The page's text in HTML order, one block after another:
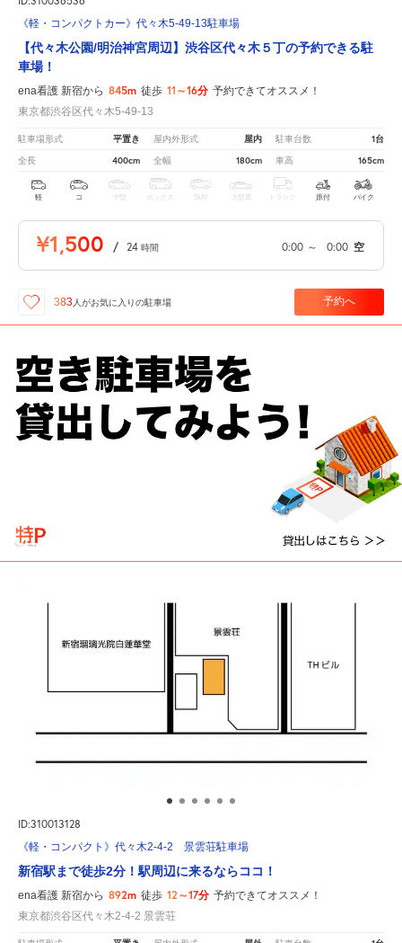
《軽・コンパクトカー》代々木5-49-13駐車場
【代々木公園/明治神宮周辺】渋谷区代々木５丁の予約できる駐
車場！
ena看護 新宿から 845m 徒歩 11～16分 予約できてオススメ！
東京都渋谷区代々木5-49-13
駐車場形式 平置き 屋内外形式 屋内 駐車台数 1台
全長 400cm 全幅 180cm 車高 165cm
軽 コ 中型 ボックス SUV 大型車 トラック 原付 バイク
¥1,500 / 24 時間 0:00 ～ 0:00 空
383 人がお気に入りの駐車場 予約へ
ID:310013128
《軽・コンパクト》代々木2-4-2 景雲荘駐車場
新宿駅まで徒歩2分！駅周辺に来るならココ！
ena看護 新宿から 892m 徒歩 12～17分 予約できてオススメ！
東京都渋谷区代々木2-4-2 景雲荘